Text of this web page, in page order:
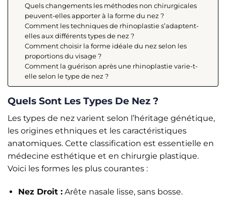
Quels changements les méthodes non chirurgicales
peuvent-elles apporter à la forme du nez ?
Comment les techniques de rhinoplastie s’adaptent-
elles aux différents types de nez ?
Comment choisir la forme idéale du nez selon les
proportions du visage ?
Comment la guérison après une rhinoplastie varie-t-
elle selon le type de nez ?
Quels Sont Les Types De Nez ?
Les types de nez varient selon l’héritage génétique,
les origines ethniques et les caractéristiques
anatomiques. Cette classification est essentielle en
médecine esthétique et en chirurgie plastique.
Voici les formes les plus courantes :
Nez Droit :Arête nasale lisse, sans bosse.